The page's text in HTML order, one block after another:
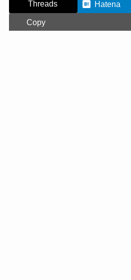
Threads
Hatena
Copy